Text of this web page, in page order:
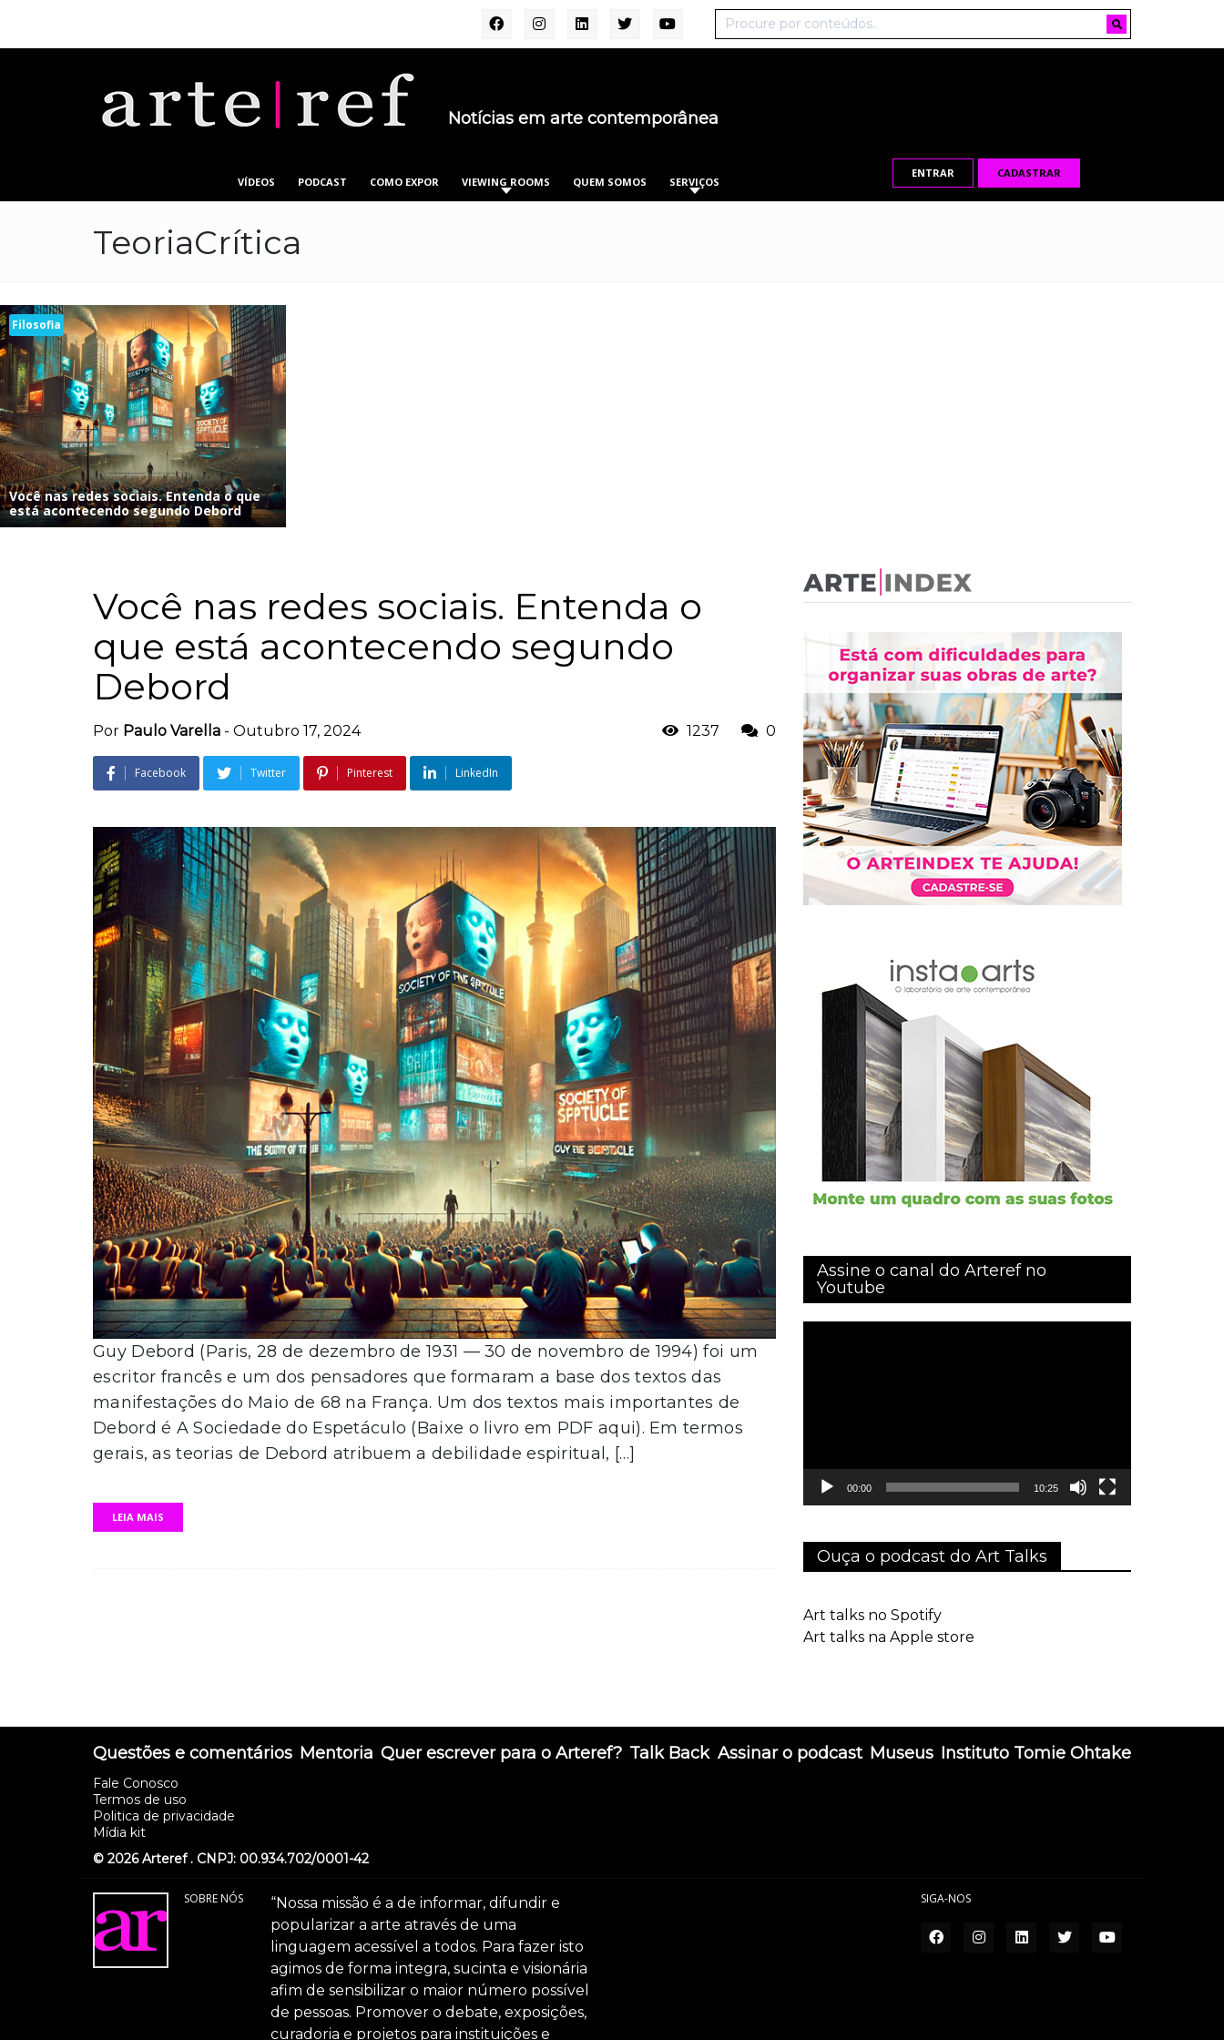
Notícias em arte contemporânea
VÍDEOS PODCAST COMO EXPOR VIEWING ROOMS QUEM SOMOS SERVIÇOS
ENTRAR CADASTRAR
TeoriaCrítica
Filosofia
Você nas redes sociais. Entenda o que
está acontecendo segundo Debord
Você nas redes sociais. Entenda o
que está acontecendo segundo
Debord
Por Paulo Varella - Outubro 17, 2024 1237 0
Facebook Twitter Pinterest LinkedIn
Guy Debord (Paris, 28 de dezembro de 1931 — 30 de novembro de 1994) foi um
escritor francês e um dos pensadores que formaram a base dos textos das
manifestações do Maio de 68 na França. Um dos textos mais importantes de
Debord é A Sociedade do Espetáculo (Baixe o livro em PDF aqui). Em termos
gerais, as teorias de Debord atribuem a debilidade espiritual, […]
LEIA MAIS
Assine o canal do Arteref no
Youtube
00:00 10:25
Ouça o podcast do Art Talks
Art talks no Spotify
Art talks na Apple store
Questões e comentários
Fale Conosco
Termos de uso
Politica de privacidade
Mídia kit
Mentoria Quer escrever para o Arteref? Talk Back Assinar o podcast Museus Instituto Tomie Ohtake
© 2026 Arteref . CNPJ: 00.934.702/0001-42
SOBRE NÓS
“Nossa missão é a de informar, difundir e
popularizar a arte através de uma
linguagem acessível a todos. Para fazer isto
agimos de forma integra, sucinta e visionária
afim de sensibilizar o maior número possível
de pessoas. Promover o debate, exposições,
curadoria e projetos para instituições e
SIGA-NOS